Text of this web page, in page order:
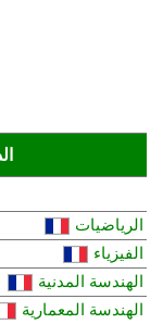
الرياضيات
الفيزياء
الهندسة المدنية
الهندسة المعمارية